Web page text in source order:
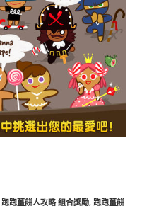
跑跑薑餅人攻略 組合獎勵, 跑跑薑餅